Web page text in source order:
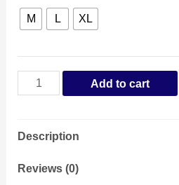
M L XL
Costume
quantity
Add to cart
Description
Reviews (0)